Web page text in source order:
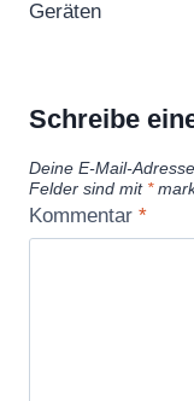
Geräten
Schreibe
Deine E-Mail-
Felder sind mit *
Kommentar *